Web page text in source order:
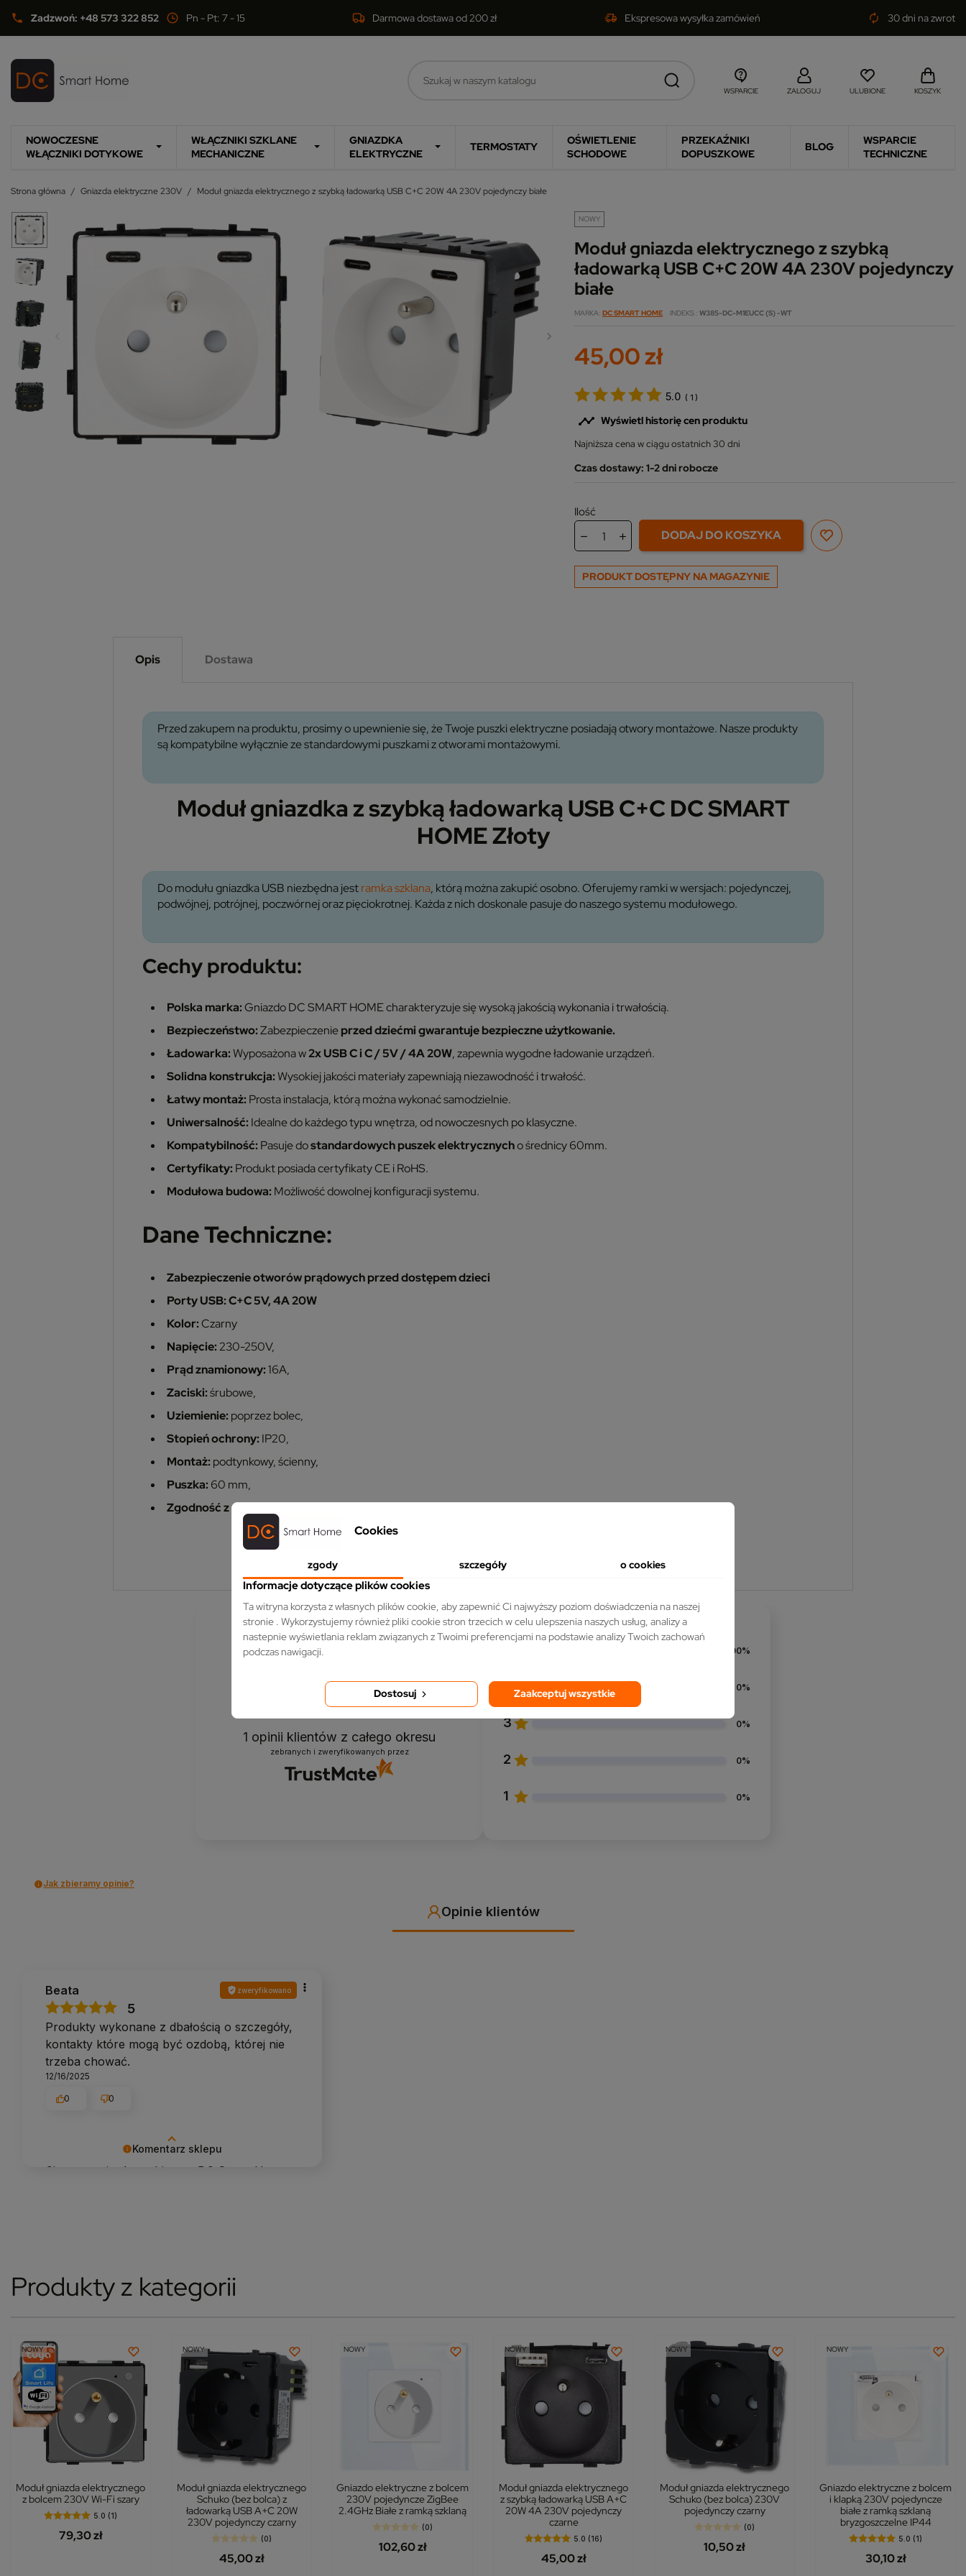
phone Zadzwoń: +48 573 322 852 Pn - Pt: 7 - 15 Darmowa dostawa od 200 zł Ekspresowa wysyłka zamówień autorenew 30 dni na zwrot
WSPARCIE ZALOGUJ ULUBIONE KOSZYK
NOWOCZESNE
WŁĄCZNIKI DOTYKOWE
WŁĄCZNIKI SZKLANE
MECHANICZNE
GNIAZDKA
ELEKTRYCZNE
TERMOSTATY
OŚWIETLENIE
SCHODOWE
PRZEKAŹNIKI
DOPUSZKOWE
BLOG
WSPARCIE
TECHNICZNE
Strona główna Gniazda elektryczne 230V Moduł gniazda elektrycznego z szybką ładowarką USB C+C 20W 4A 230V pojedynczy białe
NOWY
Moduł gniazda elektrycznego z szybką
ładowarką USB C+C 20W 4A 230V pojedynczy
białe
MARKA DC SMART HOME INDEKS W385-DC-M1EUCC (S) -WT
45,00 zł
5.0 ( 1 )
 Wyświetl historię cen produktu
Najniższa cena w ciągu ostatnich 30 dni
Czas dostawy: 1-2 dni robocze
Ilość
DODAJ DO KOSZYKA
PRODUKT DOSTĘPNY NA MAGAZYNIE
Opis Dostawa
Przed zakupem na produktu, prosimy o upewnienie się, że Twoje puszki elektryczne posiadają otwory montażowe. Nasze produkty
są kompatybilne wyłącznie ze standardowymi puszkami z otworami montażowymi.
Moduł gniazdka z szybką ładowarką USB C+C DC SMART
HOME Złoty
Do modułu gniazdka USB niezbędna jestramka szklana, którą można zakupić osobno. Oferujemy ramki w wersjach: pojedynczej,
podwójnej, potrójnej, poczwórnej oraz pięciokrotnej. Każda z nich doskonale pasuje do naszego systemu modułowego.
Cechy produktu:
Polska marka:Gniazdo DC SMART HOME charakteryzuje się wysoką jakością wykonania i trwałością.
Bezpieczeństwo:Zabezpieczenieprzed dziećmi gwarantuje bezpieczne użytkowanie.
Ładowarka:Wyposażona w2x USB C i C / 5V / 4A 20W, zapewnia wygodne ładowanie urządzeń.
Solidna konstrukcja:Wysokiej jakości materiały zapewniają niezawodność i trwałość.
Łatwy montaż: Prosta instalacja, którą można wykonać samodzielnie.
Uniwersalność: Idealne do każdego typu wnętrza, od nowoczesnych po klasyczne.
Kompatybilność: Pasuje dostandardowych puszek elektrycznycho średnicy 60mm.
Certyfikaty: Produkt posiada certyfikaty CE i RoHS.
Modułowa budowa: Możliwość dowolnej konfiguracji systemu.
Dane Techniczne:
Zabezpieczenie otworów prądowych przed dostępem dzieci
Porty USB: C+C 5V, 4A 20W
Kolor:Czarny
Napięcie:230-250V,
Prąd znamionowy:16A,
Zaciski:śrubowe,
Uziemienie: poprzez bolec,
Stopień ochrony: IP20,
Montaż: podtynkowy, ścienny,
Puszka: 60 mm,
Zgodność z normami:
5.0
1 opinii klientów z całego okresu
zebranych i zweryfikowanych przez
100%
4 0%
3 0%
2 0%
1 0%
Jak zbieramy opinie?
Opinie klientów
Komentarz sklepu
Cieszymy się, że wybierasz DC Smart Home.
Beata zweryfikowano
5
Produkty wykonane z dbałością o szczegóły,
kontakty które mogą być ozdobą, której nie
trzeba chować.
12/16/2025
0 0
Produkty z kategorii
NOWY
Moduł gniazda elektrycznego
z bolcem 230V Wi-Fi szary
5.0 (1)
79,30 zł
NOWY
Moduł gniazda elektrycznego
Schuko (bez bolca) z
ładowarką USB A+C 20W
230V pojedynczy czarny
(0)
45,00 zł
NOWY
Gniazdo elektryczne z bolcem
230V pojedyncze ZigBee
2.4GHz Białe z ramką szklaną
(0)
102,60 zł
NOWY
Moduł gniazda elektrycznego
z szybką ładowarką USB A+C
20W 4A 230V pojedynczy
czarne
5.0 (16)
45,00 zł
NOWY
Moduł gniazda elektrycznego
Schuko (bez bolca) 230V
pojedynczy czarny
(0)
10,50 zł
NOWY
Gniazdo elektryczne z bolcem
i klapką 230V pojedyncze
białe z ramką szklaną
bryzgoszczelne IP44
5.0 (1)
30,10 zł
Cookies
zgody szczegóły o cookies
Informacje dotyczące plików cookies
Ta witryna korzysta z własnych plików cookie, aby zapewnić Ci najwyższy poziom doświadczenia na naszej
stronie . Wykorzystujemy również pliki cookie stron trzecich w celu ulepszenia naszych usług, analizy a
nastepnie wyświetlania reklam związanych z Twoimi preferencjami na podstawie analizy Twoich zachowań
podczas nawigacji.
Dostosuj Zaakceptuj wszystkie